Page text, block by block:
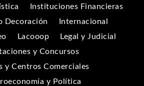
Instituciones Financieras
Decoración
Internacional
Lacooop
Legal y Judicial
y Concursos
y Centros Comerciales
y Política